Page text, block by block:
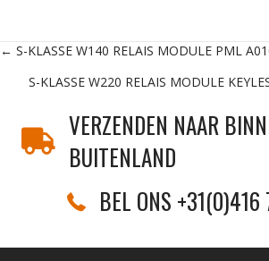
Posts
navigation
← S-KLASSE W140 RELAIS MODULE PML
S-KLASSE W220 RELAIS MODULE
VERZENDEN NAAR
BUITENLAND
BEL ONS